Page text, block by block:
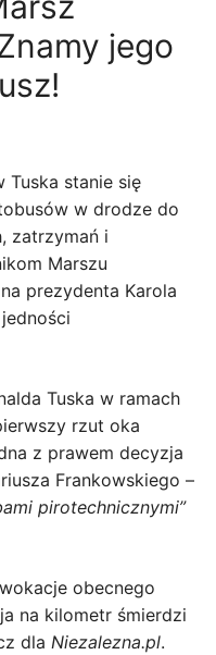
jego
Tuska stanie się
w drodze do
zatrzymań i
Marszu
prezydenta Karola
Tuska w ramach
rzut oka
z prawem decyzja
Frankowskiego –
pirotechnicznymi”
obecnego
na kilometr śmierdzi
dla Niezalezna.pl.